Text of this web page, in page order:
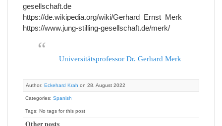
gesellschaft.de
https://de.wikipedia.org/wiki/Gerhard_Ernst_Merk
https://www.jung-stilling-gesellschaft.de/merk/
Universitätsprofessor Dr. Gerhard Merk
Author: Eckehard Krah on 28. August 2022
Categories: Spanish
Tags: No tags for this post
Other posts